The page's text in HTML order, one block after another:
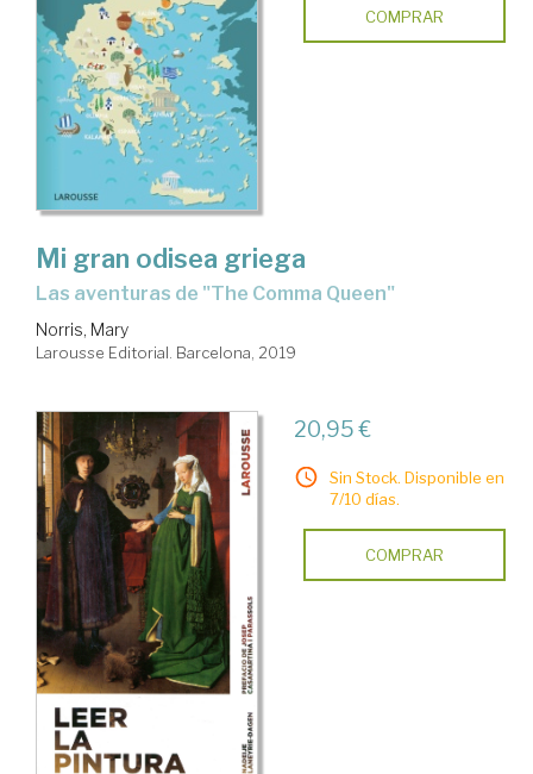
COMPRAR
Mi gran odisea griega
las aventuras de "The Comma Queen"
Norris, Mary
Larousse Editorial. Barcelona, 2019
20,95 €
Sin Stock. Disponible en
7/10 días.
COMPRAR